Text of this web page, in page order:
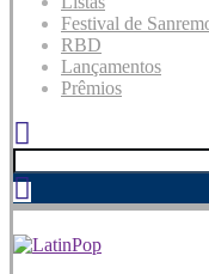
Festival de
RBD
Lançamentos
Prêmios